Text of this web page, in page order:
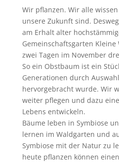
Wir pflanzen. Wir alle
unsere Zukunft sind.
am Erhalt alter
Gemeinschaftsgarten
zwei Tagen im November
So ein Obstbaum ist ein
Generationen durch
hervorgebracht wurde. Wir
weiter pflegen und dazu
Lebens entwickeln.
Bäume leben in Symbiose
lernen im Waldgarten und
Symbiose mit der Natur zu
heute pflanzen können